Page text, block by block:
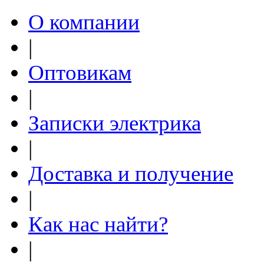
О компании
|
Оптовикам
|
Записки электрика
|
Доставка и получение
|
Как нас найти?
|